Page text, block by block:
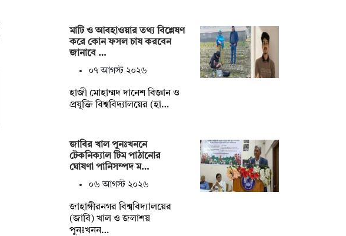
মাটি ও আবহাওয়ার তথ্য বিশ্লেষণ
করে কোন ফসল চাষ করবেন
জানাবে …
০৭ আগস্ট ২০২৬
হাজী মোহাম্মদ দানেশ বিজ্ঞান ও
প্রযুক্তি বিশ্ববিদ্যালয়ের (হা…
জাবির খাল পুনঃখননে
টেকনিক্যাল টিম পাঠানোর
ঘোষণা পানিসম্পদ ম…
০৬ আগস্ট ২০২৬
‎‎জাহাঙ্গীরনগর বিশ্ববিদ্যালয়ের
(জাবি) খাল ও জলাশয়
পুনঃখনন…